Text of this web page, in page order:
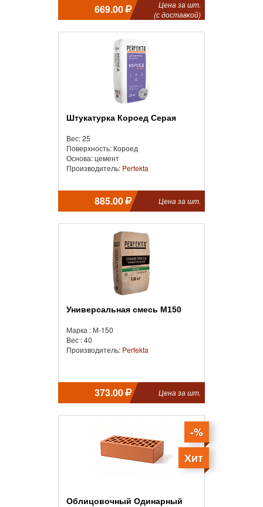
669.00
Цена за шт.
(с доставкой)
Штукатурка Короед Серая
Вес: 25
Поверхность: Короед
Основа: цемент
Производитель: Perfekta
885.00 Цена за шт.
Универсальная смесь М150
Марка : М-150
Вес : 40
Производитель: Perfekta
373.00 Цена за шт.
-%
Хит
Облицовочный Одинарный